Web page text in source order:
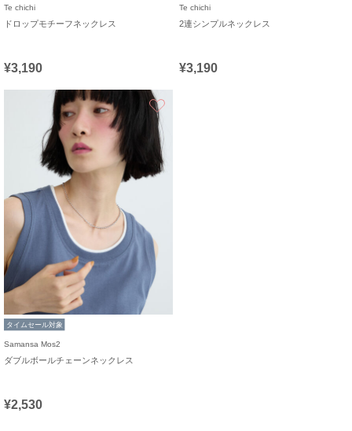
Te chichi
ドロップモチーフネックレス
¥3,190
Te chichi
2連シンプルネックレス
¥3,190
タイムセール対象
Samansa Mos2
ダブルボールチェーンネックレス
¥2,530